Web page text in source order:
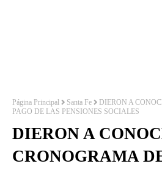
Página Principal Santa Fe
DIERON A
PAGO DE LAS PENSIONES SOCIALES
DIERON A
CRONOGRAMA